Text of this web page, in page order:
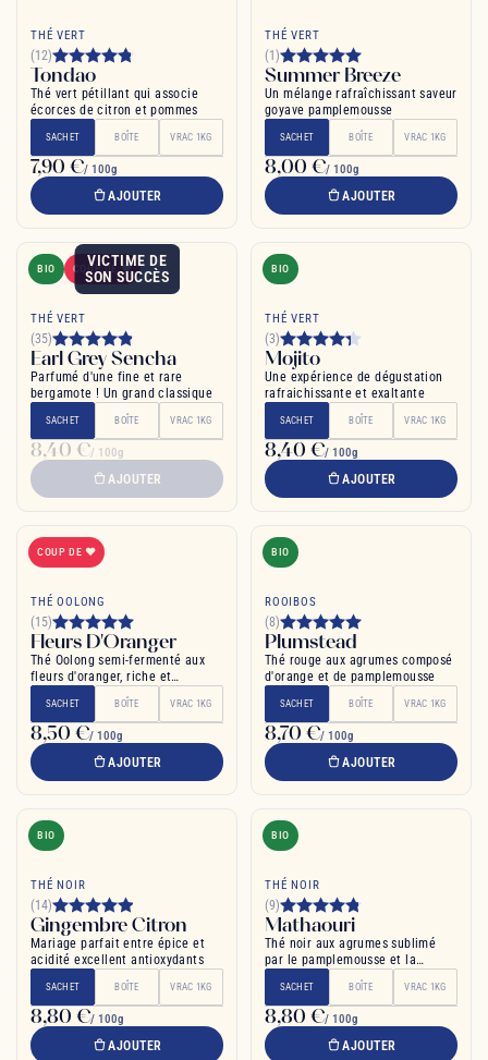
THÉ VERT
(12)
Tondao
Thé vert pétillant qui associe
écorces de citron et pommes
SACHET BOÎTE VRAC 1KG
7,90 €/ 100g
AJOUTER
THÉ VERT
(1)
Summer Breeze
Un mélange rafraîchissant saveur
goyave pamplemousse
SACHET BOÎTE VRAC 1KG
8,00 €/ 100g
AJOUTER
BIO COUP DE ❤
VICTIME DE
SON SUCCÈS
THÉ VERT
(35)
Earl Grey Sencha
Parfumé d'une fine et rare
bergamote ! Un grand classique
SACHET BOÎTE VRAC 1KG
8,40 €/ 100g
AJOUTER
BIO
THÉ VERT
(3)
Mojito
Une expérience de dégustation
rafraichissante et exaltante
SACHET BOÎTE VRAC 1KG
8,40 €/ 100g
AJOUTER
COUP DE ❤
THÉ OOLONG
(15)
Fleurs D'Oranger
Thé Oolong semi-fermenté aux
fleurs d'oranger, riche et
SACHET BOÎTE VRAC 1KG
8,50 €/ 100g
AJOUTER
BIO
ROOIBOS
(8)
Plumstead
Thé rouge aux agrumes composé
d'orange et de pamplemousse
SACHET BOÎTE VRAC 1KG
8,70 €/ 100g
AJOUTER
BIO
THÉ NOIR
(14)
Gingembre Citron
Mariage parfait entre épice et
acidité excellent antioxydants
SACHET BOÎTE VRAC 1KG
8,80 €/ 100g
AJOUTER
BIO
THÉ NOIR
(9)
Mathaouri
Thé noir aux agrumes sublimé
par le pamplemousse et la
SACHET BOÎTE VRAC 1KG
8,80 €/ 100g
AJOUTER